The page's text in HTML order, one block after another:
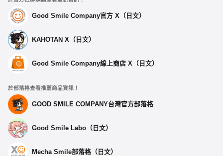
Good Smile Company官方 X（日文）
KAHOTAN X（日文）
Good Smile Company線上商店 X（日文）
於部落格查看推薦商品資訊！
GOOD SMILE COMPANY台灣官方部落格
Good Smile Labo（日文）
Mecha Smile部落格（日文）